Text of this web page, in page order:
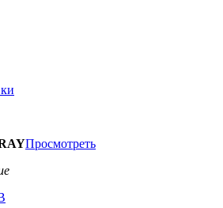
Просмотреть